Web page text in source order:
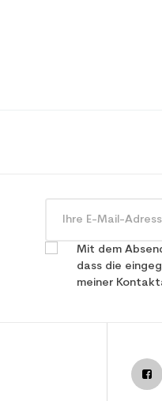
Mit dem
dass die
meiner